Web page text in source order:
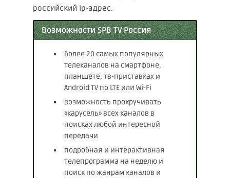
российский ip-адрес.
Возможности SPB TV Россия
более 20 самых популярных
телеканалов на смартфоне,
планшете, тв-приставках и
Android TV по LTE или Wi-Fi
возможность прокручивать
«карусель» всех каналов в
поисках любой интересной
передачи
подробная и интерактивная
телепрограмма на неделю и
поиск по жанрам каналов и